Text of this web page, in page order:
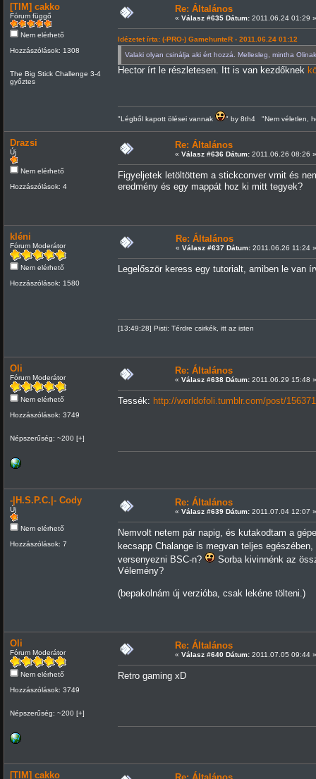
[TIM] cakko
Fórum függő
Nem elérhető
Hozzászólások: 1308
The Big Stick Challenge 3-4
győztes
Re: Általános
« Válasz #635 Dátum:2011.06.24 01:29 »
Idézetet írta: (-PRO-) GamehunteR - 2011.06.24 01:12
Valaki olyan csinálja aki ért hozzá. Mellesleg, mintha
Hector írt le részletesen. Itt is van kezdőknek
"Légből kapott ölései vannak " by 8th4 "Nem véletlen,
Drazsi
Új
Nem elérhető
Hozzászólások: 4
Re: Általános
« Válasz #636 Dátum:2011.06.26 08:26 »
Figyeljetek letöltöttem a stickconver vmit és
eredmény és egy mappát hoz ki mitt tegyek?
kléni
Fórum Moderátor
Nem elérhető
Hozzászólások: 1580
Re: Általános
« Válasz #637 Dátum:2011.06.26 11:24 »
Legelőször keress egy tutorialt, amiben le van
[13:49:28] Pisti: Térdre csirkék, itt az isten
Oli
Fórum Moderátor
Nem elérhető
Hozzászólások: 3749
Népszerűség: ~200 [+]
Re: Általános
« Válasz #638 Dátum:2011.06.29 15:48 »
Tessék: http://worldofoli.tumblr.com/post/
-|H.S.P.C.|- Cody
Új
Nem elérhető
Hozzászólások: 7
Re: Általános
« Válasz #639 Dátum:2011.07.04 12:07 »
Nemvolt netem pár napig, és kutakodtam a
kecsapp Chalange is megvan teljes
versenyezni BSC-n?
Sorba kivinnénk az
Vélemény?
(bepakolnám új verzióba, csak lekéne tölteni.)
Oli
Fórum Moderátor
Nem elérhető
Hozzászólások: 3749
Népszerűség: ~200 [+]
Re: Általános
« Válasz #640 Dátum:2011.07.05 09:44 »
Retro gaming xD
[TIM] cakko